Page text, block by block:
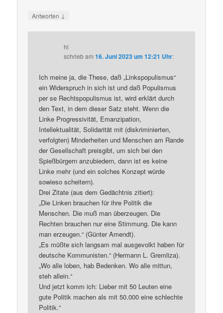
Antworten ↓
hl
schriebam16. Juni 2023 um 12:21 Uhr:
Ich meine ja, die These, daß „Linkspopulismus“
ein Widerspruch in sich ist und daß Populismus
per se Rechtspopulismus ist, wird erklärt durch
den Text, in dem dieser Satz steht. Wenn die
Linke Progressivität, Emanzipation,
Intellektualität, Solidarität mit (diskriminierten,
verfolgten) Minderheiten und Menschen am Rande
der Gesellschaft preisgibt, um sich bei den
Spießbürgern anzubiedern, dann ist es keine
Linke mehr (und ein solches Konzept würde
sowieso scheitern).
Drei Zitate (aus dem Gedächtnis zitiert):
„Die Linken brauchen für ihre Politik die
Menschen. Die muß man überzeugen. Die
Rechten brauchen nur eine Stimmung. Die kann
man erzeugen.“ (Günter Amendt).
„Es müßte sich langsam mal ausgevolkt haben für
deutsche Kommunisten.“ (Hermann L. Gremliza).
„Wo alle loben, hab Bedenken. Wo alle mittun,
steh allein.“
Und jetzt komm ich: Lieber mit 50 Leuten eine
gute Politik machen als mit 50.000 eine schlechte
Politik.“